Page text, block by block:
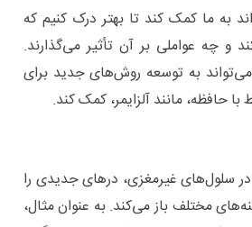
به ما کمک کند تا بهتر درک کنیم که
و چه عواملی بر آن تأثیر می‌گذارند.
به توسعه روش‌های جدید برای
حافظه، مانند آلزایمر، کمک کند.
سلول‌های غیرمغزی، درهای جدیدی را
مختلف باز می‌کند. به عنوان مثال،